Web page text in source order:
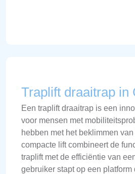
Traplift draaitrap in
Een traplift draaitrap is een
voor mensen met
hebben met het beklimmen
compacte lift combineert de
traplift met de efficiëntie van
gebruiker stapt op een